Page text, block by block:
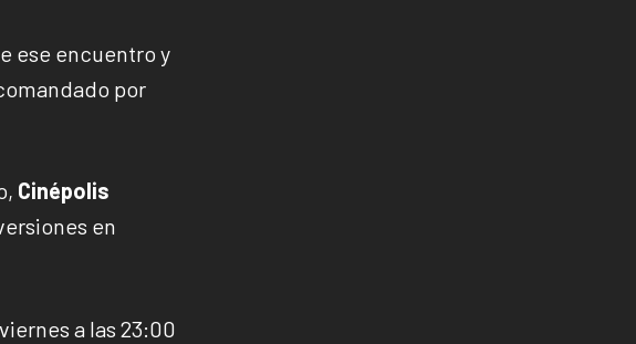
ese encuentro y
por
Cinépolis
en
a las 23:00